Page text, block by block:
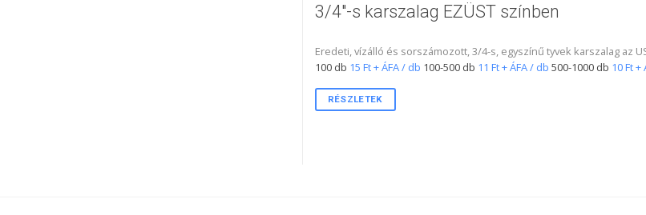
3/4″-s karszalag EZÜST színben
Eredeti, vízálló és sorszámozott, 3/4-s, egyszínű tyvek karszalag az
100 db 15 Ft + ÁFA / db 100-500 db 11 Ft + ÁFA / db 500-1000 db 10 Ft +
RÉSZLETEK